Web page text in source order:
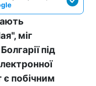
міг
під
побічним